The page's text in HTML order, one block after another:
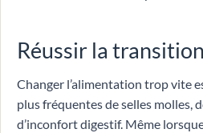
Réussir la
Changer l’alimentation trop vite
plus fréquentes de selles molles,
d’inconfort digestif. Même